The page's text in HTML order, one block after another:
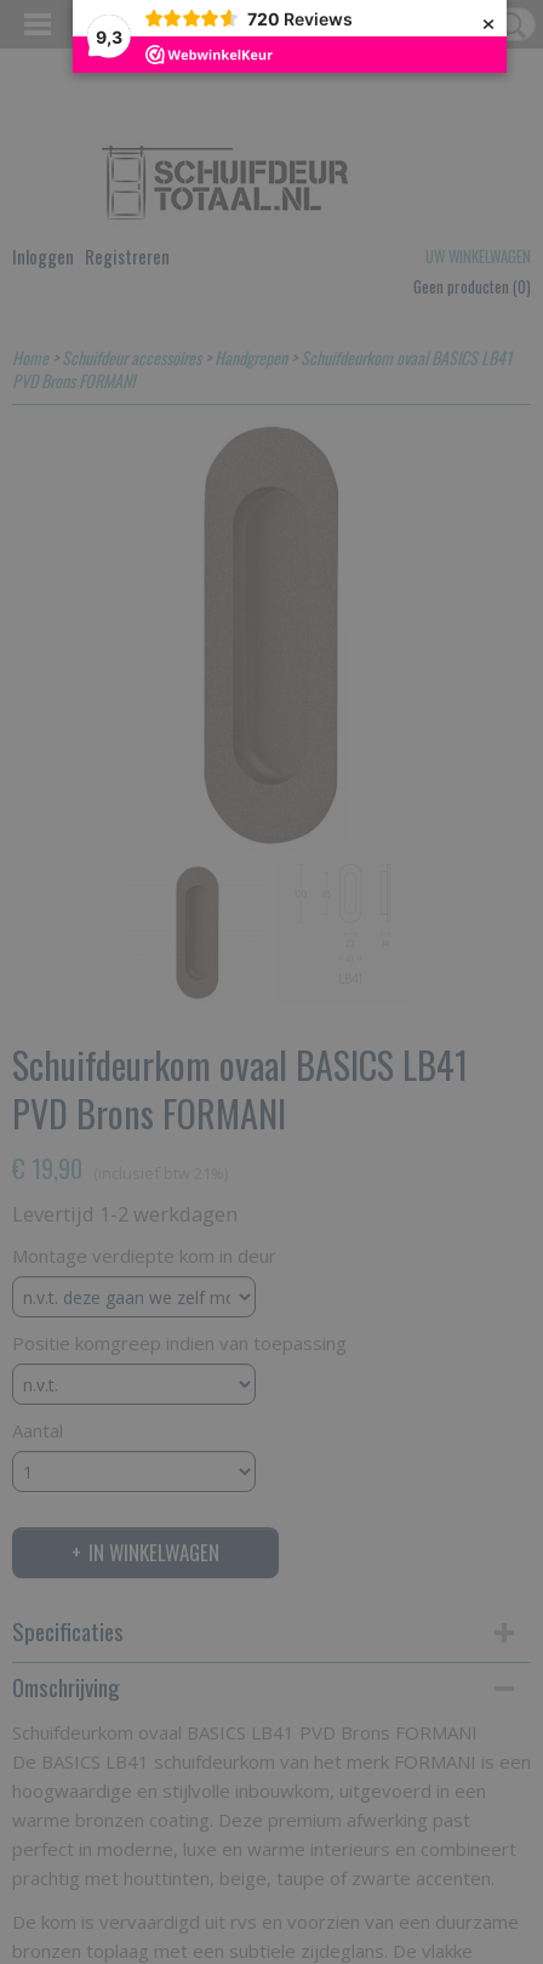
9,3
720 Reviews ×
Inloggen Registreren
UW WINKELWAGEN
Geen producten (0)
Home>Schuifdeur accessoires>Handgrepen>Schuifdeurkom ovaal BASICS LB41
PVD Brons FORMANI
Schuifdeurkom ovaal BASICS LB41
PVD Brons FORMANI
€ 19,90
Levertijd 1-2 werkdagen
Montage verdiepte kom in deur
Positie komgreep indien van toepassing
Aantal
IN WINKELWAGEN
Specificaties
Productcode
Omschrijving
Schuifdeurkom ovaal BASICS LB41 PVD Brons FORMANI
De BASICS LB41 schuifdeurkom van het merk FORMANI is een
hoogwaardige en stijlvolle inbouwkom, uitgevoerd in een
warme bronzen coating. Deze premium afwerking past
perfect in moderne, luxe en warme interieurs en combineert
prachtig met houttinten, beige, taupe of zwarte accenten.
De kom is vervaardigd uit rvs en voorzien van een duurzame
bronzen toplaag met een subtiele zijdeglans. De vlakke